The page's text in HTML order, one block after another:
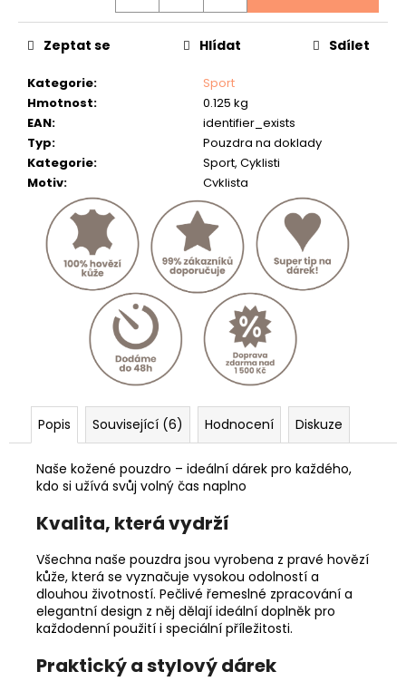
Kategorie:
Sport
Hmotnost:
0.125 kg
EAN:
identifier_exists
Typ:
Pouzdra na doklady
Kategorie:
Sport, Cyklisti
Motiv: Cyklista
Zeptat se Hlídat Sdílet
Popis Související (6) Hodnocení Diskuze
Naše kožené pouzdro – ideální dárek pro každého,
kdo si užívá svůj volný čas naplno
Kvalita, která vydrží
Všechna naše pouzdra jsou vyrobena z pravé hovězí
kůže, která se vyznačuje vysokou odolností a
dlouhou životností. Pečlivé řemeslné zpracování a
elegantní design z něj dělají ideální doplněk pro
každodenní použití i speciální příležitosti.
Praktický a stylový dárek
j
e
e
KOŽENÝ
PÁSEK
"KAPR"
634